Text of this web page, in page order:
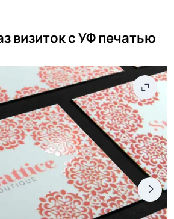
визиток с УФ печатью